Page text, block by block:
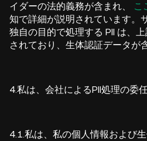
イダーの法的義務が含まれ、 こ
知で詳細が説明されています。
独自の目的で処理する PII は、
されており、生体認証データが
4.私は、会社によるPII処理の委
4.1.私は、私の個人情報および